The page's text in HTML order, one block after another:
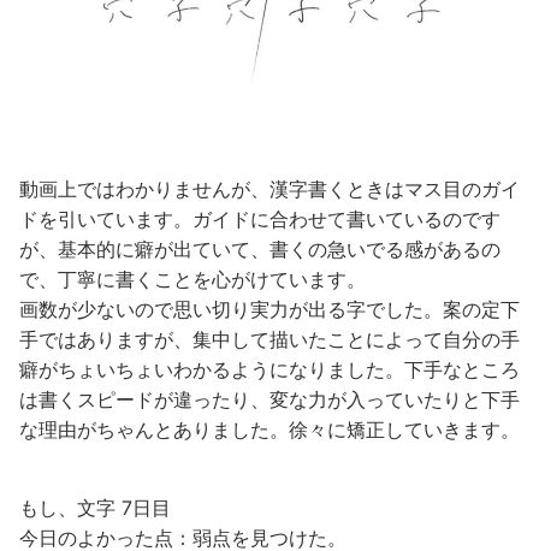
動画上ではわかりませんが、漢字書くときはマス目のガイ
ドを引いています。ガイドに合わせて書いているのです
が、基本的に癖が出ていて、書くの急いでる感があるの
で、丁寧に書くことを心がけています。
画数が少ないので思い切り実力が出る字でした。案の定下
手ではありますが、集中して描いたことによって自分の手
癖がちょいちょいわかるようになりました。下手なところ
は書くスピードが違ったり、変な力が入っていたりと下手
な理由がちゃんとありました。徐々に矯正していきます。
もし、文字 7日目
今日のよかった点：弱点を見つけた。